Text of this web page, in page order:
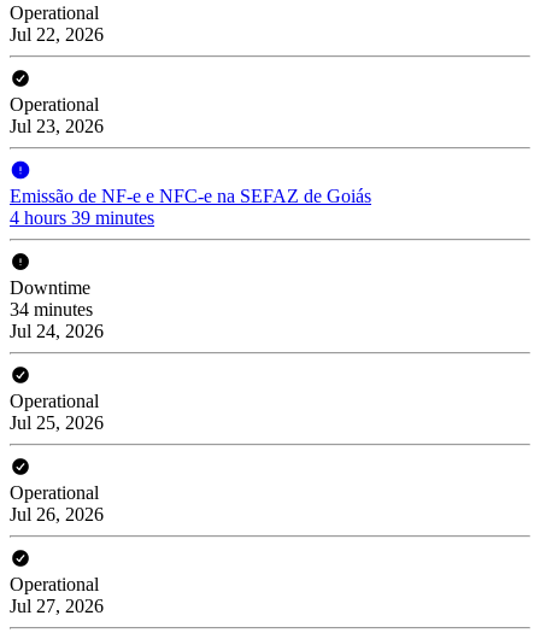
Operational
Jul 22, 2026
Operational
Jul 23, 2026
Emissão de NF-e e NFC-e na SEFAZ de Goiás
4 hours 39 minutes
Downtime
34 minutes
Jul 24, 2026
Operational
Jul 25, 2026
Operational
Jul 26, 2026
Operational
Jul 27, 2026